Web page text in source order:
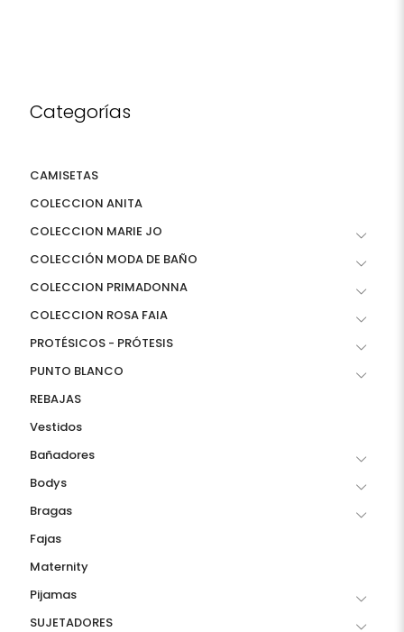
Categorías
CAMISETAS
COLECCION ANITA
COLECCION MARIE JO
COLECCIÓN MODA DE BAÑO
COLECCION PRIMADONNA
COLECCION ROSA FAIA
PROTÉSICOS - PRÓTESIS
PUNTO BLANCO
REBAJAS
Vestidos
Bañadores
Bodys
Bragas
Fajas
Maternity
Pijamas
SUJETADORES